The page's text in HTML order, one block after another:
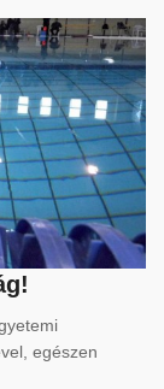
egészen